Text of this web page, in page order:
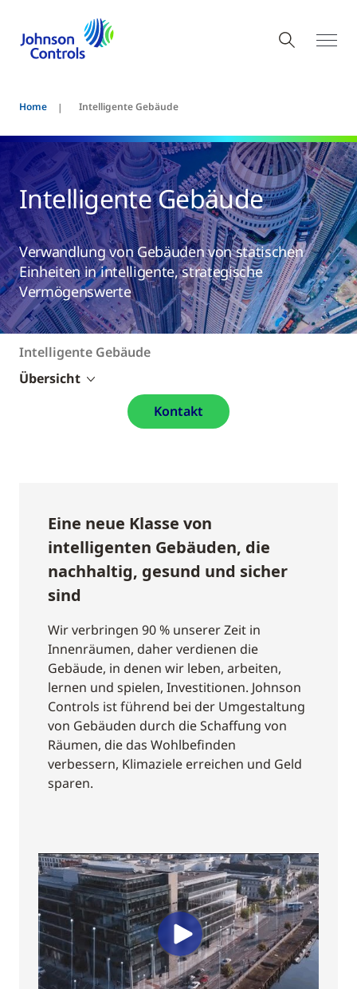
Home Intelligente Gebäude
Intelligente Gebäude
Verwandlung von Gebäuden von statischen
Einheiten in intelligente, strategische
Vermögenswerte
Intelligente Gebäude
Übersicht
Kontakt
Eine neue Klasse von
intelligenten Gebäuden, die
nachhaltig, gesund und sicher
sind
Wir verbringen 90 % unserer Zeit in
Innenräumen, daher verdienen die
Gebäude, in denen wir leben, arbeiten,
lernen und spielen, Investitionen. Johnson
Controls ist führend bei der Umgestaltung
von Gebäuden durch die Schaffung von
Räumen, die das Wohlbefinden
verbessern, Klimaziele erreichen und Geld
sparen.